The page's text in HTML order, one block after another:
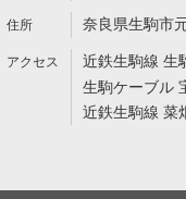
奈良県生駒市
近鉄生駒線 生
生駒ケーブル
近鉄生駒線 菜